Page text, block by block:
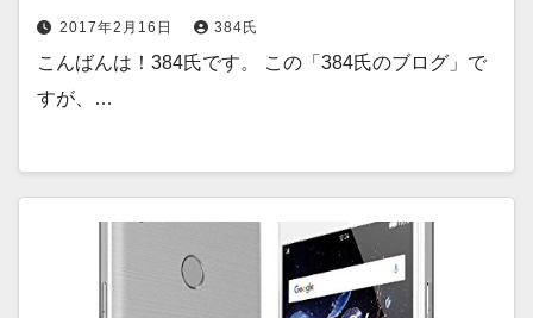
2017年2月16日 384氏
こんばんは！384氏です。 この「384氏のブログ」で
すが、…